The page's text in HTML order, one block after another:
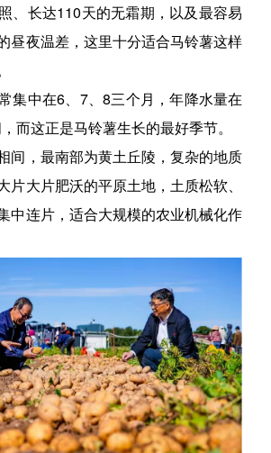
、长达110天的无霜期，以及最容易
昼夜温差，这里十分适合马铃薯这样
集中在6、7、8三个月，年降水量在
而这正是马铃薯生长的最好季节。
间，最南部为黄土丘陵，复杂的地质
片大片肥沃的平原土地，土质松软、
中连片，适合大规模的农业机械化作